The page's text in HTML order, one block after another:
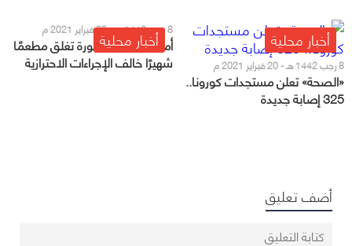
أخبار محلية
8 رجب 1442 هـ - 20 فبراير 2021 م
«الصحة» تعلن مستجدات كورونا..
325 إصابة جديدة
أخبار محلية 8 رجب 1442 هـ - 20 فبراير 2021 م
أمانة المدينة المنورة تغلق مطعمًا
شهيرًا خالف الإجراءات الاحترازية
أضف تعليق